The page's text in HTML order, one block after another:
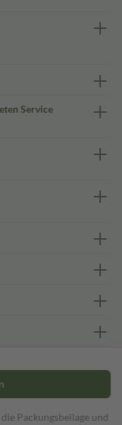
Service
Packungsbeilage und